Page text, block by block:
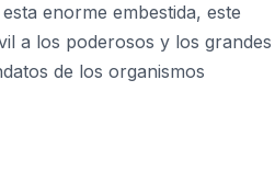
enorme embestida, este
a los poderosos y los grandes
de los organismos